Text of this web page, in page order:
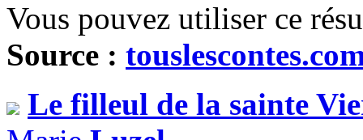
Vous pouvez utiliser ce
Source :
Le filleul de la sainte